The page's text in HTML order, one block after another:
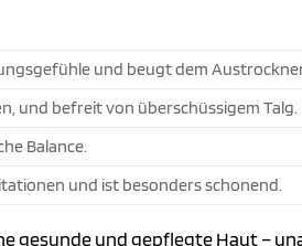
und beugt dem
und befreit von überschüssigem Talg.
Balance.
und ist besonders schonend.
gesunde und gepflegte Haut –